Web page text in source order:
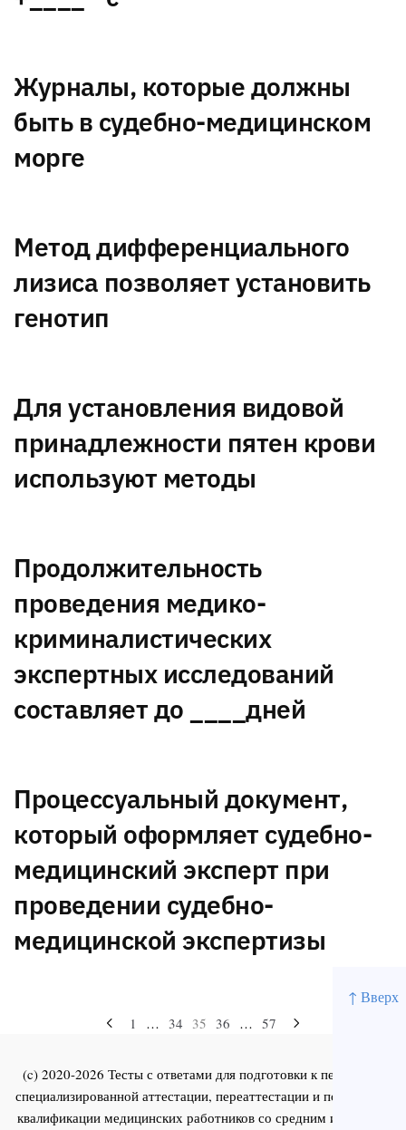
↑ Вверх
Журналы, которые должны
быть в судебно-медицинском
морге
Метод дифференциального
лизиса позволяет установить
генотип
Для установления видовой
принадлежности пятен крови
используют методы
Продолжительность
проведения медико-
криминалистических
экспертных исследований
составляет до ____дней
Процессуальный документ,
который оформляет судебно-
медицинский эксперт при
проведении судебно-
медицинской экспертизы
1 … 34 35 36 … 57
(c) 2020-2026 Тесты с ответами для подготовки к первичной
специализированной аттестации, переаттестации и повышения
квалификации медицинских работников со средним и высшим